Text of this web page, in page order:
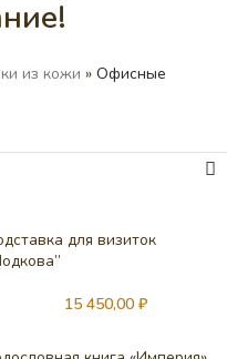
из кожи » Офисные
для визиток
15 450,00 ₽